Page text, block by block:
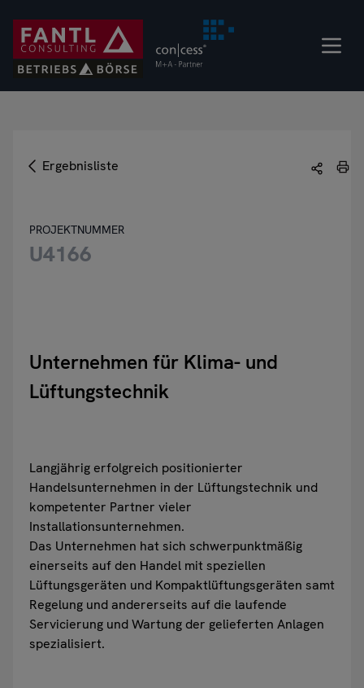
zum
Inhalt
Ergebnisliste
PROJEKTNUMMER
U4166
Unternehmen für Klima- und
Lüftungstechnik
Langjährig erfolgreich positionierter
Handelsunternehmen in der Lüftungstechnik und
kompetenter Partner vieler
Installationsunternehmen.
Das Unternehmen hat sich schwerpunktmäßig
einerseits auf den Handel mit speziellen
Lüftungsgeräten und Kompaktlüftungsgeräten samt
Regelung und andererseits auf die laufende
Servicierung und Wartung der gelieferten Anlagen
spezialisiert.